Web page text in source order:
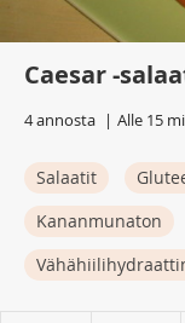
Caesar -
4 annosta Alle 15
Salaatit
Kananmunaton